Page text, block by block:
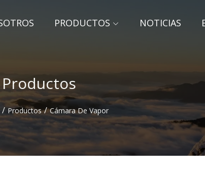
PRODUCTOS NOTICIAS
Productos
/ Productos / Cámara De Vapor